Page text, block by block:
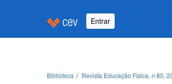
Entrar
Biblioteca Revista Educação Física, n 80,